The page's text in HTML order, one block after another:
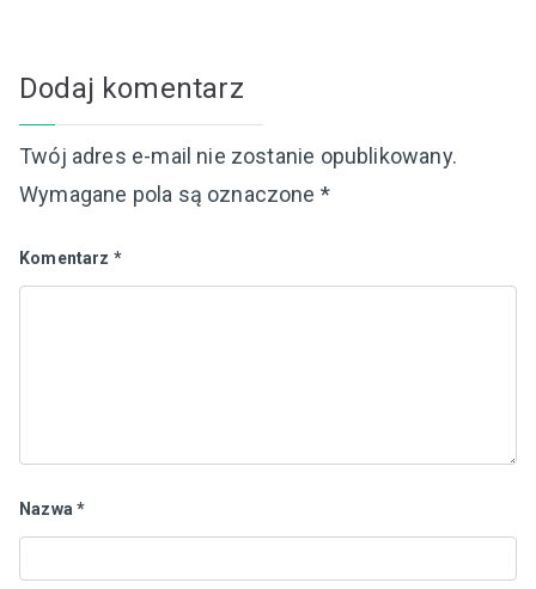
Dodaj komentarz
Twój adres e-mail nie zostanie opublikowany.
Wymagane pola są oznaczone *
Komentarz *
Nazwa*